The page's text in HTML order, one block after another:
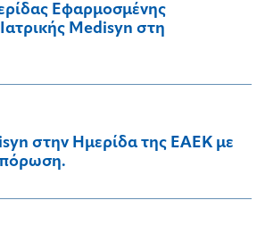
Εφαρμοσμένης
Medisyn στη
στην Hμερίδα της EAEK με